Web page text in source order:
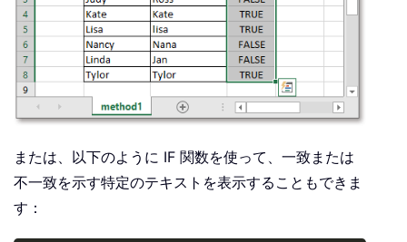
または、以下のように IF 関数を使って、一致または
不一致を示す特定のテキストを表示することもできま
す：